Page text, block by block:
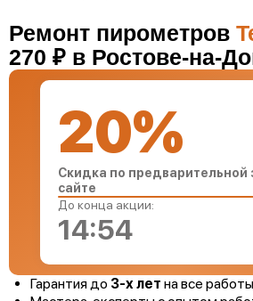
Ремонт пирометров
270 ₽ в Ростове-на-
Гарантия до 3-х лет на все
20%
Скидка по предварительной
сайте
До конца акции:
14:53